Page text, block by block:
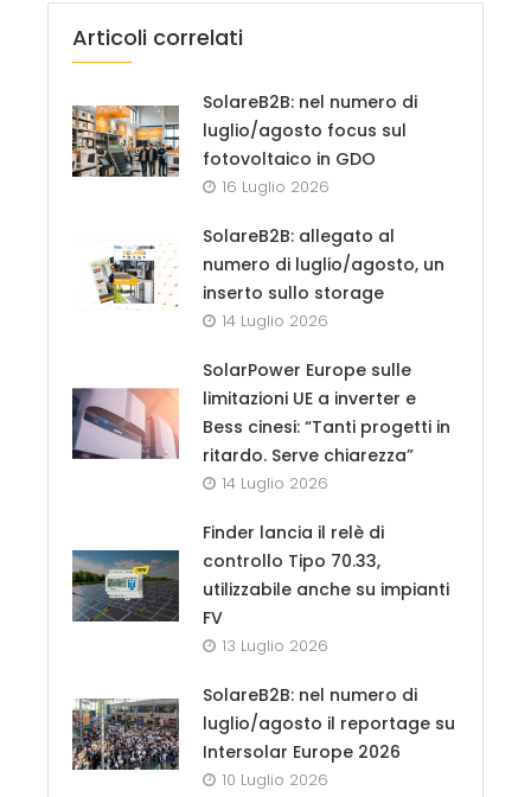
Articoli correlati
SolareB2B: nel numero di
luglio/agosto focus sul
fotovoltaico in GDO
16 Luglio 2026
SolareB2B: allegato al
numero di luglio/agosto, un
inserto sullo storage
14 Luglio 2026
SolarPower Europe sulle
limitazioni UE a inverter e
Bess cinesi: “Tanti progetti in
ritardo. Serve chiarezza”
14 Luglio 2026
Finder lancia il relè di
controllo Tipo 70.33,
utilizzabile anche su impianti
FV
13 Luglio 2026
SolareB2B: nel numero di
luglio/agosto il reportage su
Intersolar Europe 2026
10 Luglio 2026